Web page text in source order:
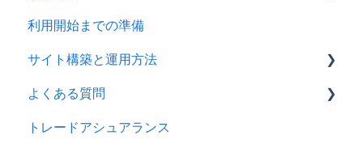
2026年
2025年
2024年
利用開始までの準備
サイト構築と運用方法
会社情報を登録する
製品ページ登録の準備をする
よくある質問
ログイン
トレードアシュアランス